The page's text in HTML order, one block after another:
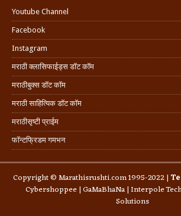
Youtube Channel
Facebook
Instagram
मराठी क्लासिफाईड्स डॉट कॉम
मराठीबुक्स डॉट कॉम
मराठी साहित्यिक डॉट कॉम
मराठीसृष्टी प्राईम
फॉन्टफ्रिडम गमभन
Copyright © Marathisrushti.com 1995-2022 |
Cybershoppee|GaMaBhaNa|Interpole
Solutions